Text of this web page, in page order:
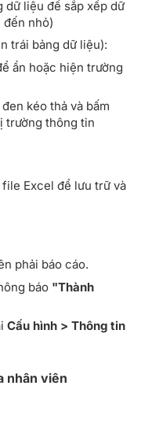
dữ liệu để sắp xếp dữ
nhỏ)
trái bảng dữ liệu):
ẩn hoặc hiện trường
kéo thả và bấm
trường thông tin
Excel để lưu trữ và
phải báo cáo.
báo "Thành
Cấu hình > Thông tin
nhân viên